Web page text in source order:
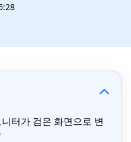
터가 검은 화면으로 변